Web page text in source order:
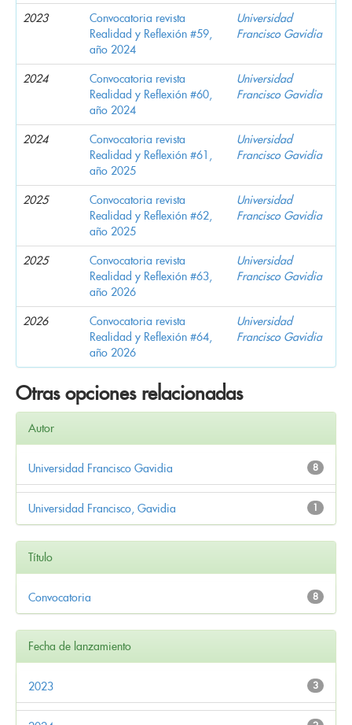
2023
Convocatoria revista
Realidad y Reflexión #59,
año 2024
Universidad
Francisco Gavidia
2024
Convocatoria revista
Realidad y Reflexión #60,
año 2024
Universidad
Francisco Gavidia
2024
Convocatoria revista
Realidad y Reflexión #61,
año 2025
Universidad
Francisco Gavidia
2025
Convocatoria revista
Realidad y Reflexión #62,
año 2025
Universidad
Francisco Gavidia
2025
Convocatoria revista
Realidad y Reflexión #63,
año 2026
Universidad
Francisco Gavidia
2026
Convocatoria revista
Realidad y Reflexión #64,
año 2026
Universidad
Francisco Gavidia
Otras opciones relacionadas
Autor
8
Universidad Francisco Gavidia
1
Universidad Francisco, Gavidia
Título
8
Convocatoria
Fecha de lanzamiento
3
2023